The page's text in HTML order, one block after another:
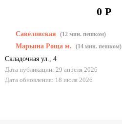
0 Р
Савеловская (12 мин. пешком)
Марьина Роща м. (14 мин. пешком)
Складочная ул., 4
Дата публикации: 29 апреля 2026
Дата обновления: 18 июля 2026